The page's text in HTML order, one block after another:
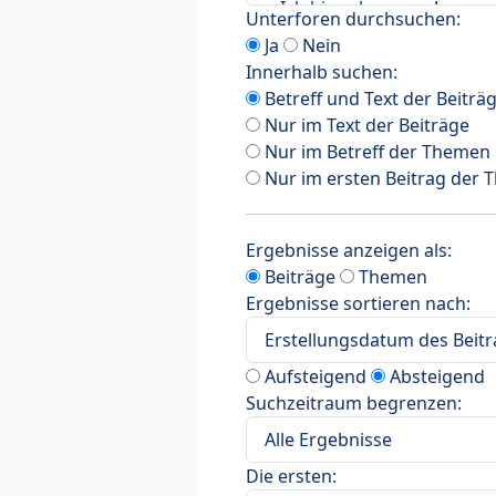
Unterforen durchsuchen:
Ja
Nein
Innerhalb suchen:
Betreff und Text der
Nur im Text der Beiträge
Nur im Betreff der Themen
Nur im ersten Beitrag der
Ergebnisse anzeigen als:
Beiträge
Themen
Ergebnisse sortieren nach:
Aufsteigend
Absteigend
Suchzeitraum begrenzen:
Die ersten: